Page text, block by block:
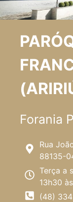
Forania
Rua
88135-
Terça a
13h30
(48)